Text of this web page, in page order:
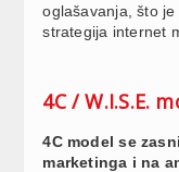
oglašavanja, što
strategija internet
4C / W.I.S.E.
4C model se
marketinga i na